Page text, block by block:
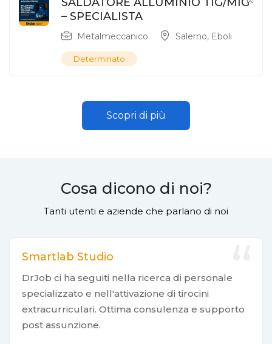
– SPECIALISTA
Metalmeccanico Salerno, Eboli
Determinato
Scopri di più
Cosa dicono di noi?
Tanti utenti e aziende che parlano di noi
Smartlab Studio
DrJob ci ha seguiti nella ricerca di personale
specializzato e nell'attivazione di tirocini
extracurriculari. Ottima consulenza e supporto
post assunzione.